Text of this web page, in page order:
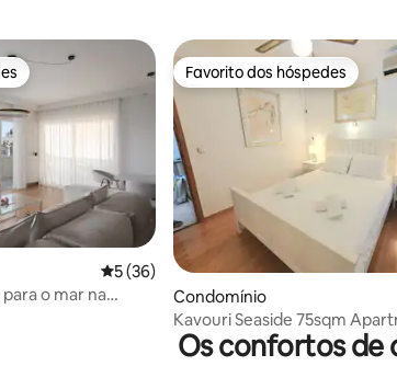
Classificação média de 5 em 5 estrelas,
5 (36)
o mar na
Favorito dos hóspedes
Favorito dos hóspedes
Condomínio
Kavouri Seaside 75sqm
from the beach
Os confortos de